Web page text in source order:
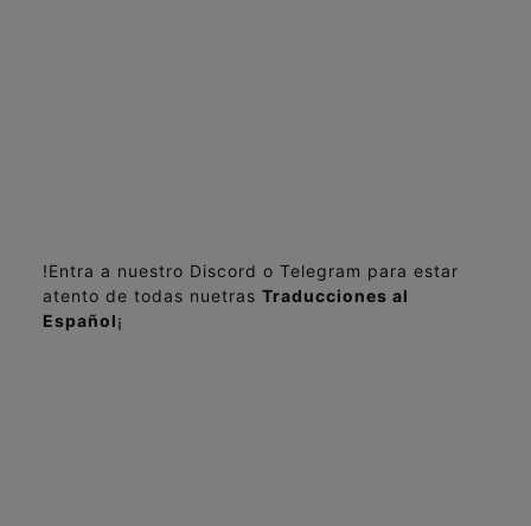
!Entra a nuestro Discord o Telegram para estar
atento de todas nuetras Traducciones al
Español¡